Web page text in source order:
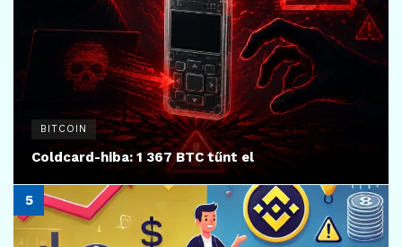
BITCOIN
Coldcard-hiba: 1 367 BTC tűnt el